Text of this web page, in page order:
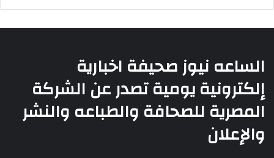
الساعه نيوز صحيفة اخبارية
إلكترونية يومية تصدر عن الشركة
المصرية للصحافة والطباعه والنشر
والإعلان